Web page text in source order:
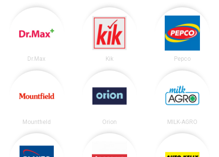
Dr.Max Kik Pepco
Mountfield Orion MILK-AGRO